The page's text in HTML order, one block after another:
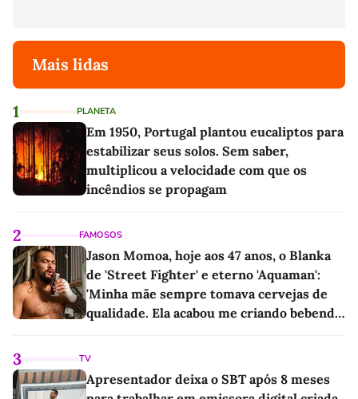
Mais lidas
1 PLANETA
Em 1950, Portugal plantou eucaliptos para
estabilizar seus solos. Sem saber,
multiplicou a velocidade com que os
incêndios se propagam
2 FAMOSOS
Jason Momoa, hoje aos 47 anos, o Blanka
de 'Street Fighter' e eterno 'Aquaman':
'Minha mãe sempre tomava cervejas de
qualidade. Ela acabou me criando bebendo
3 TV
Apresentador deixa o SBT após 8 meses